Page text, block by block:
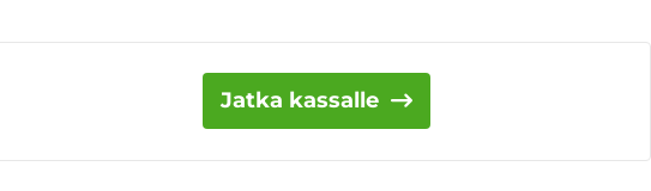
Jatka kassalle